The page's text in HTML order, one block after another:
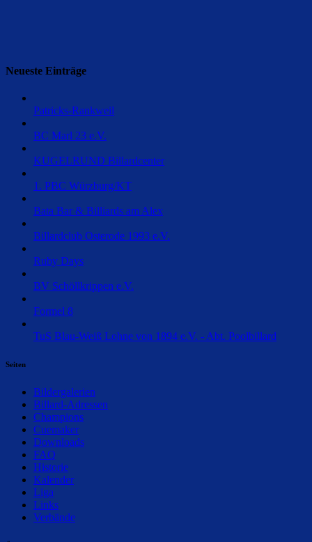
Neueste Einträge
Patricks-Rankweil
BC Marl 23 e.V.
KUGELRUND Billardcenter
1. PBC Würzburg/KT
Bata Bar & Billiards am Alex
Billardclub Osterode 1993 e.V.
Ruby Days
BV Schöllkrippen e.V.
Formel 8
TuS Blau-Weiß Lohne von 1894 e.V. - Abt. Poolbillard
Seiten
Bildergalerien
Billard-Adressen
Champions
Cuemaker
Downloads
FAQ
Historie
Kalender
Liga
Links
Verbände